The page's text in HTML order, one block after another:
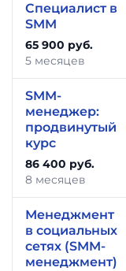
Специалист в
SMM
65 900 руб.
5 месяцев
SMM-
менеджер:
продвинутый
курс
86 400 руб.
8 месяцев
Менеджмент
в социальных
сетях (SMM-
менеджмент)